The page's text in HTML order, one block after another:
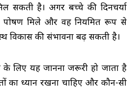
सकती है। अगर बच्चे की दिनचर्या
पोषण मिले और वह नियमित रूप से
विकास की संभावना बढ़ सकती है।
के लिए यह जानना जरूरी हो जाता है
का ध्यान रखना चाहिए और कौन-सी